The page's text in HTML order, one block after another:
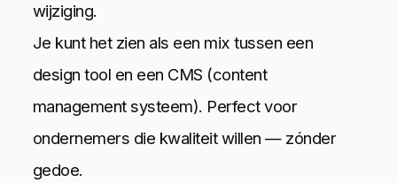
wijziging.
Je kunt het zien als een mix tussen een
design tool en een CMS (content
management systeem). Perfect voor
ondernemers die kwaliteit willen — zónder
gedoe.